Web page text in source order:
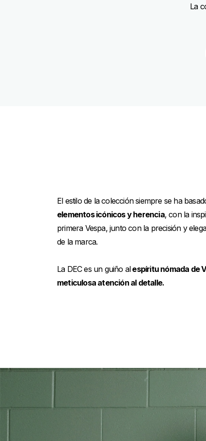
La
El estilo de la colección siempre se ha
elementos icónicos y herencia, con la
primera Vespa, junto con la precisión y
de la marca.
La DEC es un guiño alespíritu nómada de
meticulosa atención al detalle.